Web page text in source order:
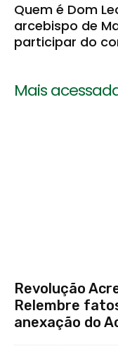
Quem é Dom
arcebispo de
participar do
Mais
Revolução
Relembre
anexação do